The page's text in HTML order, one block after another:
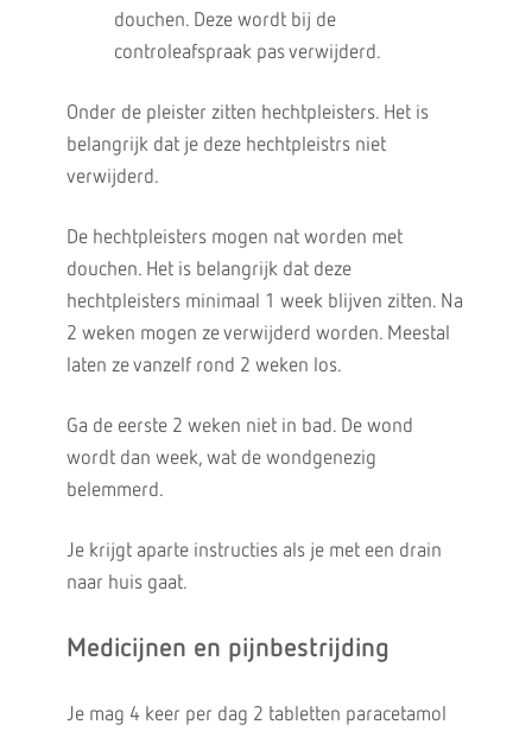
douchen. Deze wordt bij de
controleafspraak pas verwijderd.
Onder de pleister zitten hechtpleisters. Het is
belangrijk dat je deze hechtpleistrs niet
verwijderd.
De hechtpleisters mogen nat worden met
douchen. Het is belangrijk dat deze
hechtpleisters minimaal 1 week blijven zitten. Na
2 weken mogen ze verwijderd worden. Meestal
laten ze vanzelf rond 2 weken los.
Ga de eerste 2 weken niet in bad. De wond
wordt dan week, wat de wondgenezig
belemmerd.
Je krijgt aparte instructies als je met een drain
naar huis gaat.
Medicijnen en pijnbestrijding
Je mag 4 keer per dag 2 tabletten paracetamol